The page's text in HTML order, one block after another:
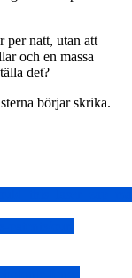
per natt, utan att
och en massa
det?
börjar skrika.